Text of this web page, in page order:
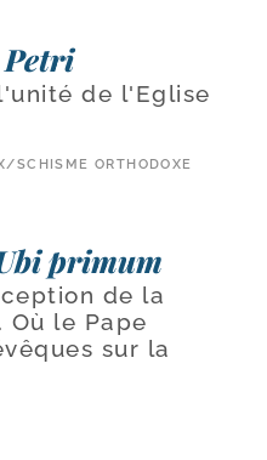
Petri
de l'Eglise
/SCHISME ORTHODOXE
primum
de la
Où le Pape
sur la